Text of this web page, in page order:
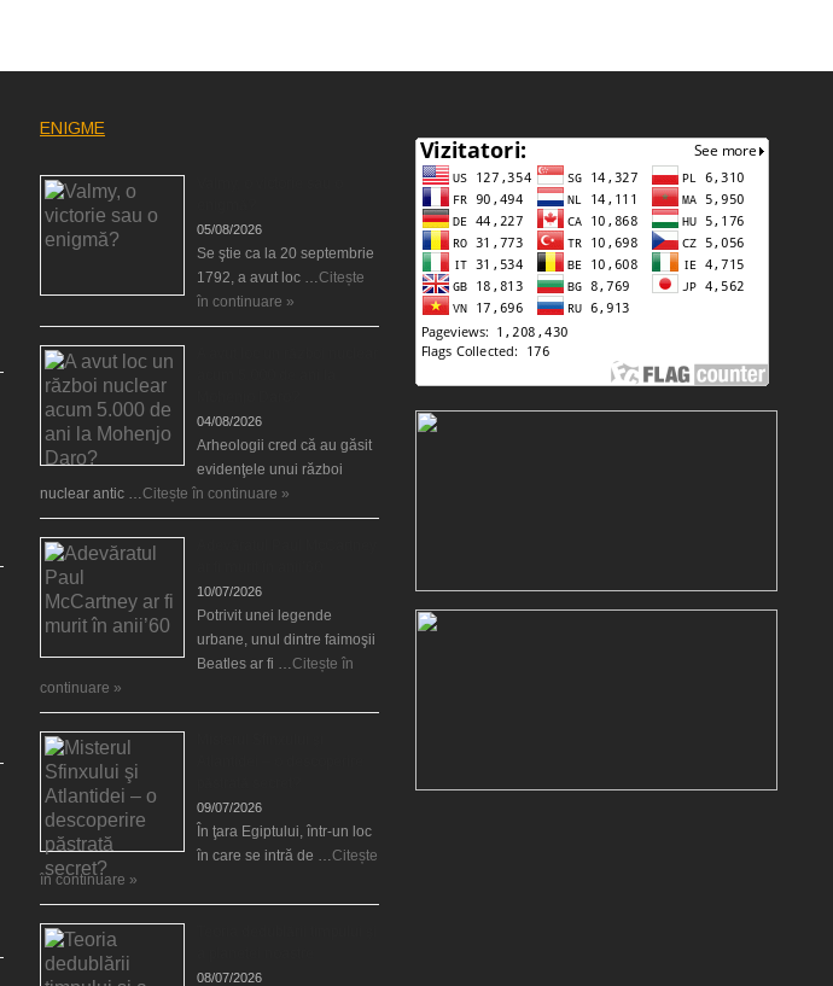
ENIGME
05/08/2026
Se ştie ca la 20 septembrie
1792, a avut loc …Citește
în continuare »
04/08/2026
Arheologii cred că au găsit
evidenţele unui război
nuclear antic …Citește în continuare »
10/07/2026
Potrivit unei legende
urbane, unul dintre faimoşii
Beatles ar fi …Citește în
continuare »
09/07/2026
În ţara Egiptului, într-un loc
în care se intră de …Citește
în continuare »
08/07/2026